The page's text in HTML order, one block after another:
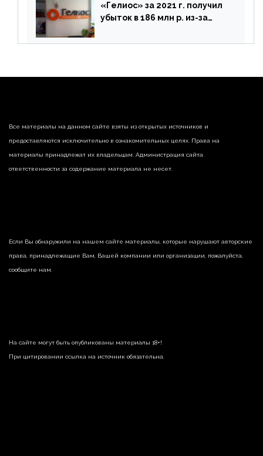
«Гелиос» за 2021 г. получил
убыток в 186 млн р. из-за
реализации недвижимости
Все материалы на данном сайте взяты из открытых источников и
предоставляются исключительно в ознакомительных целях. Права на
материалы принадлежат их владельцам. Администрация сайта
ответственности за содержание материала не несет.
Если Вы обнаружили на нашем сайте материалы, которые нарушают авторские
права, принадлежащие Вам, Вашей компании или организации, пожалуйста,
сообщите нам.
На сайте могут быть опубликованы материалы 18+!
При цитировании ссылка на источник обязательна.